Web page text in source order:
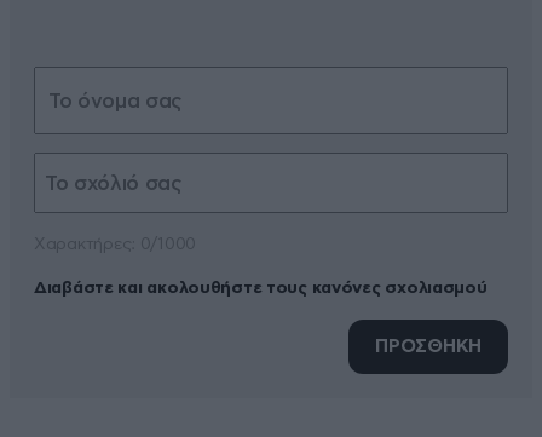
Διαβάστε και ακολουθήστε τους κανόνες σχολιασμού
ΠΡΟΣΘΗΚΗ